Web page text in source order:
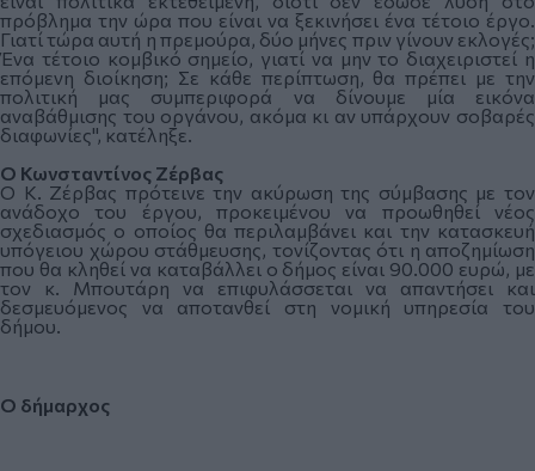
πρόβλημα την ώρα που είναι να ξεκινήσει ένα τέτοιο έργο.
Γιατί τώρα αυτή η πρεμούρα, δύο μήνες πριν γίνουν εκλογές;
Ένα τέτοιο κομβικό σημείο, γιατί να μην το διαχειριστεί η
επόμενη διοίκηση; Σε κάθε περίπτωση, θα πρέπει με την
πολιτική μας συμπεριφορά να δίνουμε μία εικόνα
αναβάθμισης του οργάνου, ακόμα κι αν υπάρχουν σοβαρές
διαφωνίες", κατέληξε.
Ο Κωνσταντίνος Ζέρβας
Ο Κ. Ζέρβας πρότεινε την ακύρωση της σύμβασης με τον
ανάδοχο του έργου, προκειμένου να προωθηθεί νέος
σχεδιασμός ο οποίος θα περιλαμβάνει και την κατασκευή
υπόγειου χώρου στάθμευσης, τονίζοντας ότι η αποζημίωση
που θα κληθεί να καταβάλλει ο δήμος είναι 90.000 ευρώ, με
τον κ. Μπουτάρη να επιφυλάσσεται να απαντήσει και
δεσμευόμενος να αποτανθεί στη νομική υπηρεσία του
δήμου.
Ο δήμαρχος